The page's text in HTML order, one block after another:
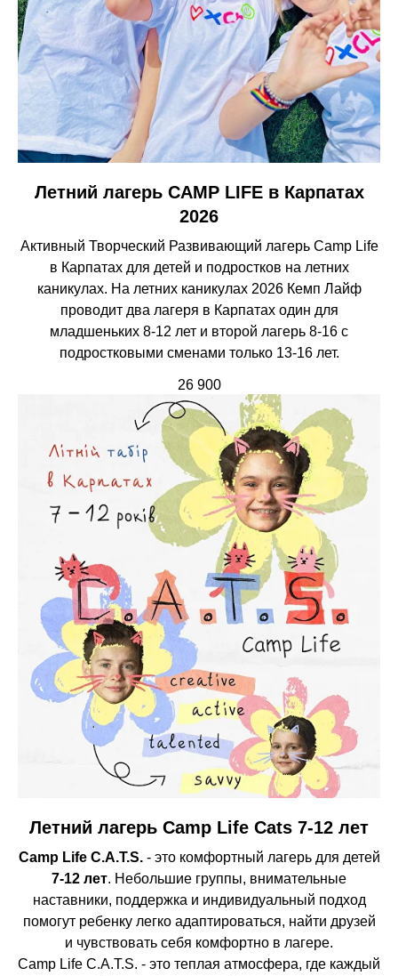
Летний лагерь CAMP LIFE в Карпатах
2026
Активный Творческий Развивающий лагерь Camp Life
в Карпатах для детей и подростков на летних
каникулах. На летних каникулах 2026 Кемп Лайф
проводит два лагеря в Карпатах один для
младшеньких 8-12 лет и второй лагерь 8-16 с
подростковыми сменами только 13-16 лет.
26 900
Летний лагерь Camp Life Cats 7-12 лет
Camp Life C.A.T.S.- это комфортный лагерь для детей
7-12 лет. Небольшие группы, внимательные
наставники, поддержка и индивидуальный подход
помогут ребенку легко адаптироваться, найти друзей
и чувствовать себя комфортно в лагере.
Camp Life C.A.T.S. - это теплая атмосфера, где каждый